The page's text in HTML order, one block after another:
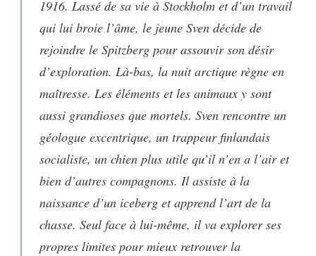
1916. Lassé de sa vie à Stockholm et d’un travail
qui lui broie l’âme, le jeune Sven décide de
rejoindre le Spitzberg pour assouvir son désir
d’exploration. Là-bas, la nuit arctique règne en
maîtresse. Les éléments et les animaux y sont
aussi grandioses que mortels. Sven rencontre un
géologue excentrique, un trappeur finlandais
socialiste, un chien plus utile qu’il n’en a l’air et
bien d’autres compagnons. Il assiste à la
naissance d’un iceberg et apprend l’art de la
chasse. Seul face à lui-même, il va explorer ses
propres limites pour mieux retrouver la